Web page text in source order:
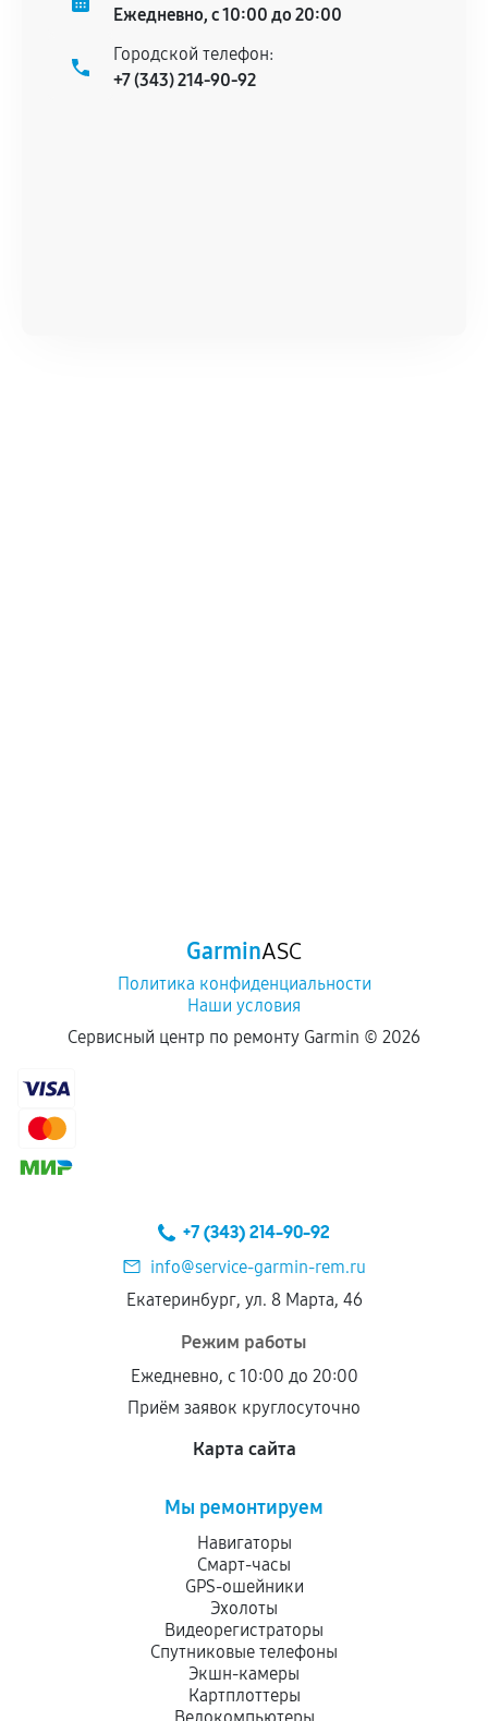
Ежедневно, с 10:00 до 20:00
Городской телефон:
+7 (343) 214-90-92
GarminASC
Политика конфиденциальности
Наши условия
Сервисный центр по ремонту Garmin © 2026
+7 (343) 214-90-92
info@service-garmin-rem.ru
Екатеринбург, ул. 8 Марта, 46
Режим работы
Ежедневно, с 10:00 до 20:00
Приём заявок круглосуточно
Карта сайта
Мы ремонтируем
Навигаторы
Смарт-часы
GPS-ошейники
Эхолоты
Видеорегистраторы
Спутниковые телефоны
Экшн-камеры
Картплоттеры